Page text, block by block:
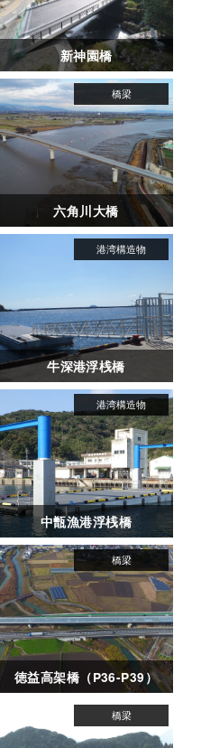
新神園橋
六角川大橋
牛深港浮桟橋
中甑漁港浮桟橋
徳益高架橋（P36-P39）